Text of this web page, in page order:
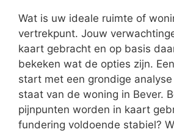
Wat is uw ideale ruimte of
vertrekpunt. Jouw
kaart gebracht en op basis
bekeken wat de opties zijn.
start met een grondige
staat van de woning in Bever.
pijnpunten worden in kaart
fundering voldoende stabiel?